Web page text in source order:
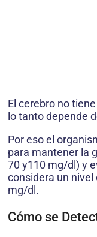
El cerebro no
lo tanto depende
Por eso el
para mantener la
70 y110 mg/dl) y
considera un nivel
mg/dl.
Cómo se